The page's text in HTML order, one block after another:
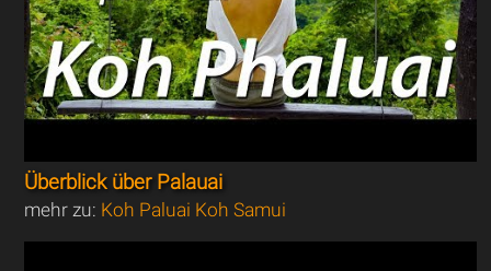
Überblick über Palauai
mehr zu: Koh Paluai Koh Samui